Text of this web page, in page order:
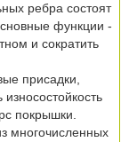
ребра состоят
функции -
и сократить
присадки,
покрышки.
многочисленных